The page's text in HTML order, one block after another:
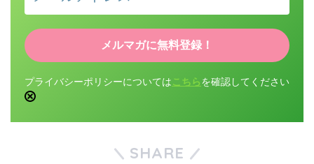
プライバシーポリシーについては こちら を確認してください
SHARE